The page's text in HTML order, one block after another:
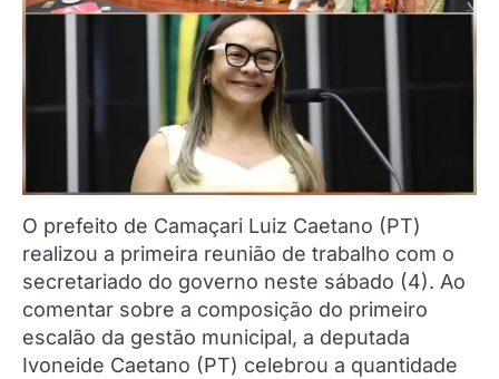
O prefeito de Camaçari Luiz Caetano (PT)
realizou a primeira reunião de trabalho com o
secretariado do governo neste sábado (4). Ao
comentar sobre a composição do primeiro
escalão da gestão municipal, a deputada
Ivoneide Caetano (PT) celebrou a quantidade